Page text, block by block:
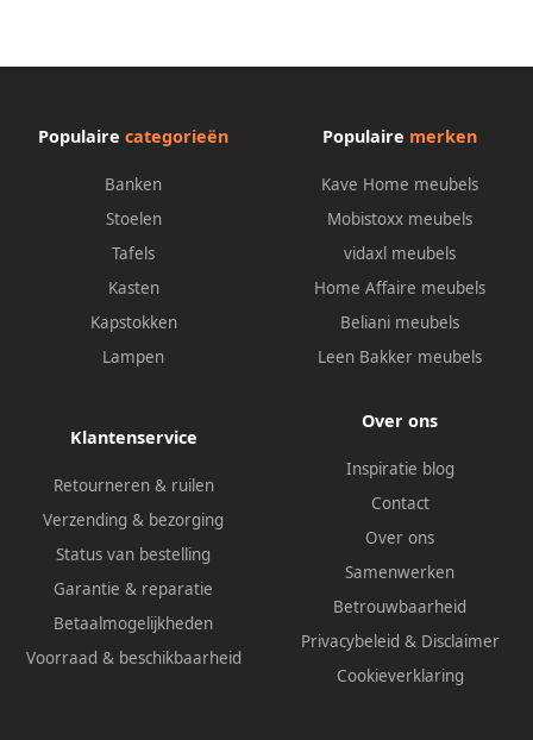
Populaire categorieën
Banken
Stoelen
Tafels
Kasten
Kapstokken
Lampen
Populaire merken
Kave Home meubels
Mobistoxx meubels
vidaxl meubels
Home Affaire meubels
Beliani meubels
Leen Bakker meubels
Klantenservice
Retourneren & ruilen
Verzending & bezorging
Status van bestelling
Garantie & reparatie
Betaalmogelijkheden
Voorraad & beschikbaarheid
Over ons
Inspiratie blog
Contact
Over ons
Samenwerken
Betrouwbaarheid
Privacybeleid & Disclaimer
Cookieverklaring